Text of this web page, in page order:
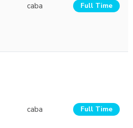
caba Full Time
caba Full Time